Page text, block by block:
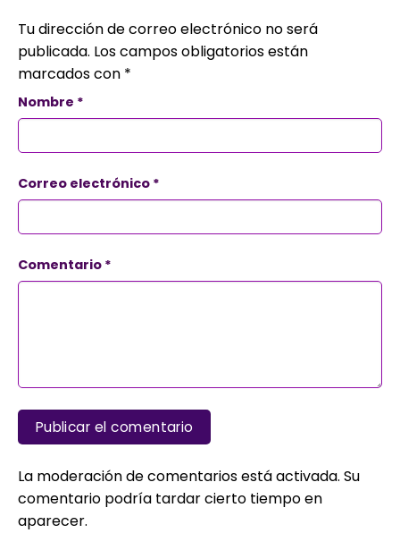
Tu dirección de correo electrónico no será
publicada. Los campos obligatorios están
marcados con *
Nombre *
Correo electrónico *
Comentario *
La moderación de comentarios está activada. Su
comentario podría tardar cierto tiempo en
aparecer.